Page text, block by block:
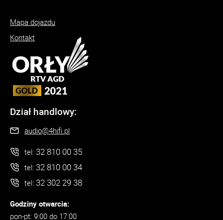
Mapa dojazdu
Kontakt
Dział handlowy:
audio@4hifi.pl
tel: 32 810 00 35
tel: 32 810 00 34
tel: 32 302 29 38
Godziny otwarcia:
pon-pt: 9:00 do 17:00